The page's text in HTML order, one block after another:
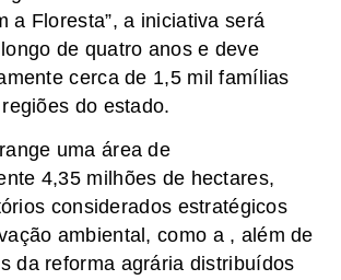
a Floresta”, a iniciativa será
de quatro anos e deve
cerca de 1,5 mil famílias
do estado.
uma área de
4,35 milhões de hectares,
considerados estratégicos
ambiental, como a , além de
da reforma agrária distribuídos